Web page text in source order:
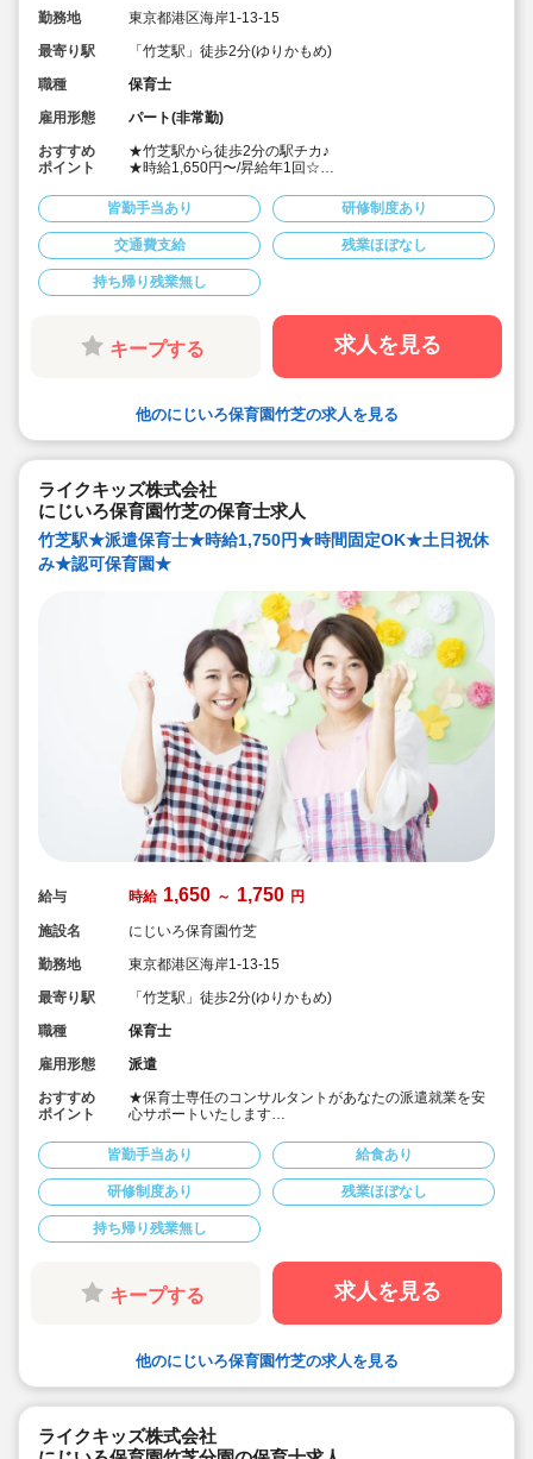
勤務地
東京都港区海岸1-13-15
最寄り駅
「竹芝駅」徒歩2分(ゆりかもめ)
職種
保育士
雇用形態
パート(非常勤)
おすすめ
ポイント
★竹芝駅から徒歩2分の駅チカ♪
★時給1,650円〜/昇給年1回☆
2,150円！好条件です♪
★残業ほぼ無し！午前のみ・午後のみの勤務も可能なの
でお気軽にご相談ください。
★家庭都合のお休みにも理解のある園で、主婦・主夫の
方も大歓迎です！
★未経験・ブランクのある方も歓迎！まずはお気軽にお
問い合わせください♪
皆勤手当あり 研修制度あり
交通費支給 残業ほぼなし
持ち帰り残業無し
キープする 求人を見る
他のにじいろ保育園竹芝の求人を見る
ライクキッズ株式会社
にじいろ保育園竹芝の保育士求人
竹芝駅★派遣保育士★時給1,750円★時間固定OK★土日祝休
み★認可保育園★
給与 時給 1,650 ～ 1,750 円
施設名
にじいろ保育園竹芝
勤務地
東京都港区海岸1-13-15
最寄り駅
「竹芝駅」徒歩2分(ゆりかもめ)
職種
保育士
雇用形態
派遣
おすすめ
ポイント
★保育士専任のコンサルタントがあなたの派遣就業を安
心サポートいたします
★時給1,650円～1,750円、別途交通費支給！
★時間固定＆土日祝休み！
★ワークライフバランス重視してご勤務いただけます
★４月スタートOK！
皆勤手当あり 給食あり
研修制度あり 残業ほぼなし
持ち帰り残業無し
キープする 求人を見る
他のにじいろ保育園竹芝の求人を見る
ライクキッズ株式会社